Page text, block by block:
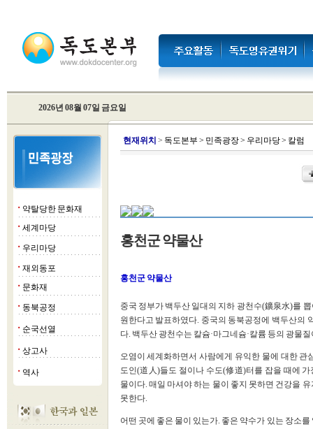
2026년 08월 07일 금요일
■ 약탈당한 문화재
■ 세계마당
■ 우리마당
■ 재외동포
■ 문화재
■ 동북공정
■ 순국선열
■ 상고사
■ 역사
현재위치 > 독도본부 > 민족광장> 우리마당> 칼럼
홍천군 약물산
홍천군 약물산
중국 정부가 백두산 일대의 지하 광천수(鑛泉水)를
원한다고 발표하였다. 중국의 동북공정에 백두산의
다. 백두산 광천수는 칼슘·마그네슘·칼륨 등의 광물
오염이 세계화하면서 사람에게 유익한 물에 대한 관
도인(道人)들도 절이나 수도(修道)터를 잡을 때에
물이다. 매일 마셔야 하는 물이 좋지 못하면 건강을
못한다.
어떤 곳에 좋은 물이 있는가. 좋은 약수가 있는 장소